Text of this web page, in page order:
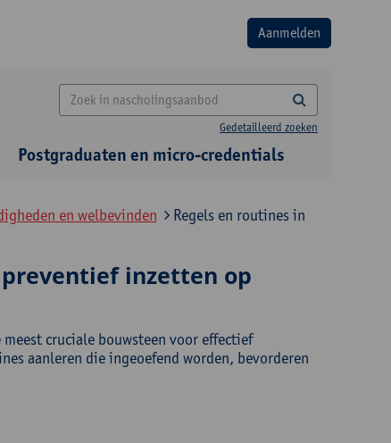
Gedetailleerd zoeken
Postgraduaten en micro-credentials
en welbevinden
Regels en routines in
inzetten op
cruciale bouwsteen voor effectief
aanleren die ingeoefend worden, bevorderen